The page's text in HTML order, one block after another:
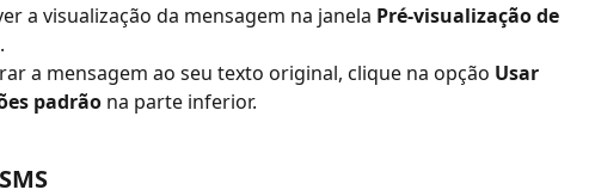
a visualização da mensagem na janela Pré-visualização de
.
a mensagem ao seu texto original, clique na opção Usar
padrão na parte inferior.